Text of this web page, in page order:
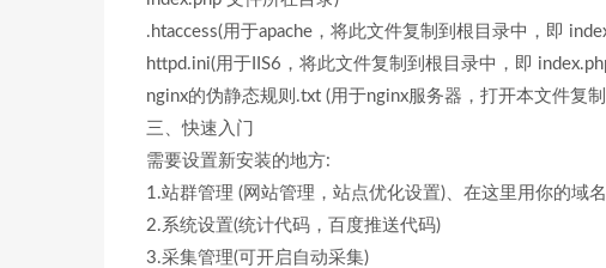
.htaccess(用于apache，将此文件复制到根目录中，即
httpd.ini(用于IIS6，将此文件复制到根目录中，即
nginx的伪静态规则.txt (用于nginx服务器，打开本文件复
三、快速入门
需要设置新安装的地方:
1.站群管理 (网站管理，站点优化设置)、在这里用你的域
2.系统设置(统计代码，百度推送代码)
3.采集管理(可开启自动采集)